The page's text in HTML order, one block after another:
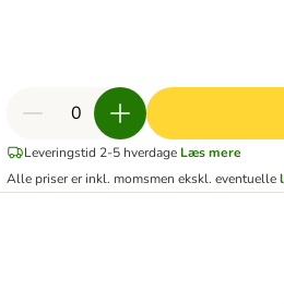
Leveringstid 2-5 hverdage Læs mere
Alle priser er inkl. momsmen ekskl. eventuelle